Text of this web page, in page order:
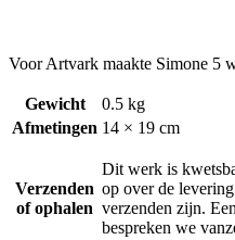
Voor Artvark maakte Simone 5
Gewicht
0.5 kg
Afmetingen 14 × 19 cm
Verzenden
of ophalen
Dit werk is
op over de
verzenden zijn.
bespreken we